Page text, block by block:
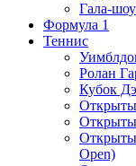
Гала-
Формула 1
Теннис
Ролан
Кубок
Open)